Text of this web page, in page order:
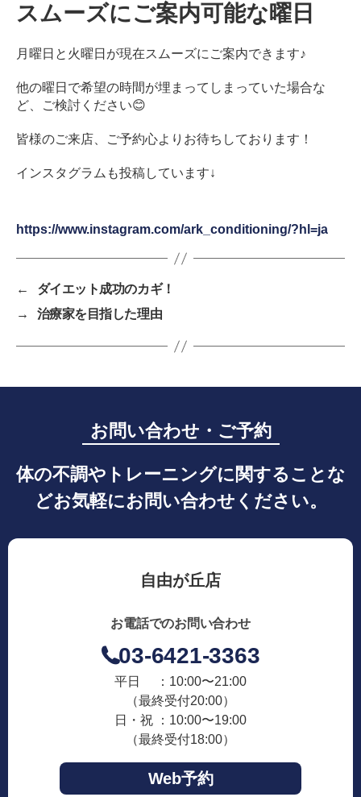
スムーズにご案内可能な曜日
月曜日と火曜日が現在スムーズにご案内できます♪
他の曜日で希望の時間が埋まってしまっていた場合な
ど、ご検討ください😊
皆様のご来店、ご予約心よりお待ちしております！
インスタグラムも投稿しています↓
https://www.instagram.com/ark_conditioning/?hl=ja
←
ダイエット成功のカギ！
→
治療家を目指した理由
お問い合わせ・ご予約
体の不調やトレーニングに関することな
どお気軽にお問い合わせください。
自由が丘店
お電話でのお問い合わせ
03-6421-3363
平日 ：10:00〜21:00
（最終受付20:00）
日・祝 ：10:00〜19:00
（最終受付18:00）
Web予約